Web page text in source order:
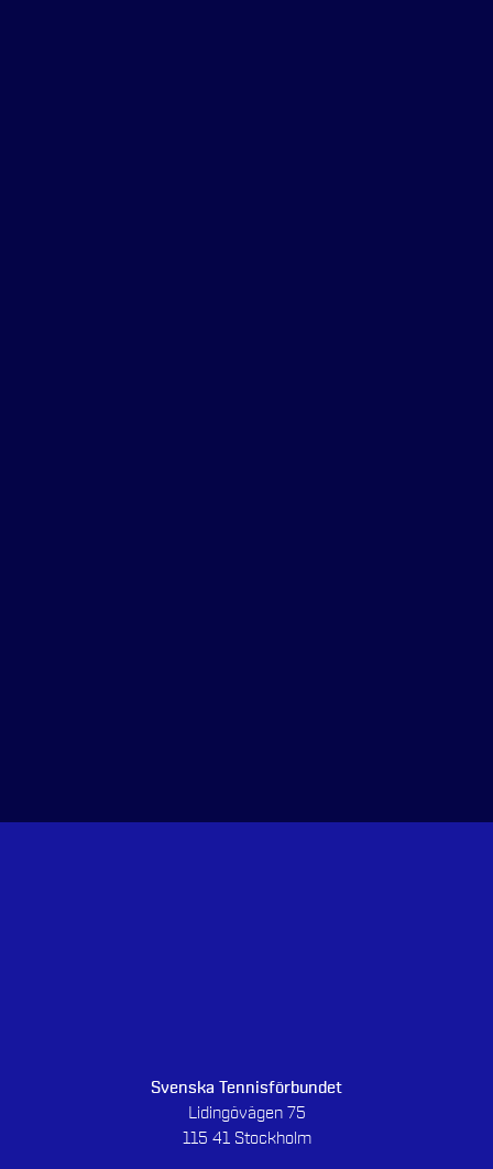
Svenska Tennisförbundet
Lidingövägen 75
115 41 Stockholm